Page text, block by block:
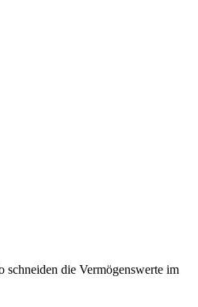
schneiden die Vermögenswerte im